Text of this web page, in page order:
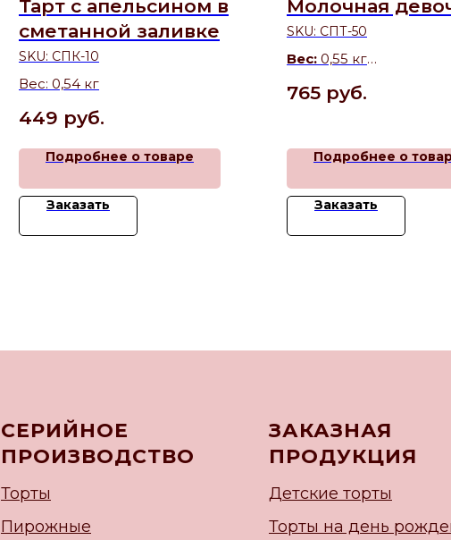
Тарт с апельсином в
сметанной заливке
SKU: СПК-10
Вес: 0,54 кг
449 руб.
Подробнее о товаре
Заказать
Молочная
SKU: СПТ-50
Вес: 0,55 кг
бисквитом на
765 руб.
Подробнее о
Заказать
СЕРИЙНОЕ
ПРОИЗВОДСТВО
Торты
Пирожные
ЗАКАЗНАЯ
ПРОДУКЦИЯ
Детские торты
Торты на день